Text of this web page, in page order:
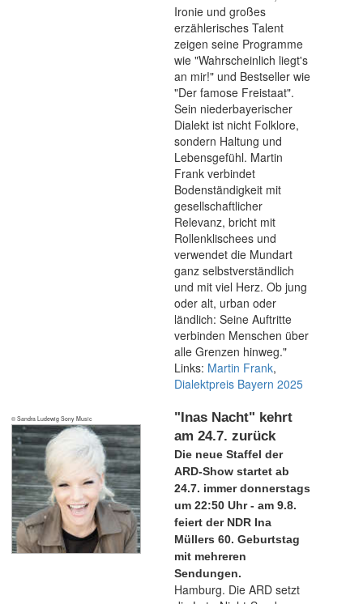
Ironie und großes
erzählerisches Talent
zeigen seine Programme
wie "Wahrscheinlich liegt's
an mir!" und Bestseller wie
"Der famose Freistaat".
Sein niederbayerischer
Dialekt ist nicht Folklore,
sondern Haltung und
Lebensgefühl. Martin
Frank verbindet
Bodenständigkeit mit
gesellschaftlicher
Relevanz, bricht mit
Rollenklischees und
verwendet die Mundart
ganz selbstverständlich
und mit viel Herz. Ob jung
oder alt, urban oder
ländlich: Seine Auftritte
verbinden Menschen über
alle Grenzen hinweg."
Links: Martin Frank,
Dialektpreis Bayern 2025
© Sandra Ludewig Sony Music
"Inas Nacht" kehrt
am 24.7. zurück
Die neue Staffel der
ARD-Show startet ab
24.7. immer donnerstags
um 22:50 Uhr - am 9.8.
feiert der NDR Ina
Müllers 60. Geburtstag
mit mehreren
Sendungen.
Hamburg. Die ARD setzt